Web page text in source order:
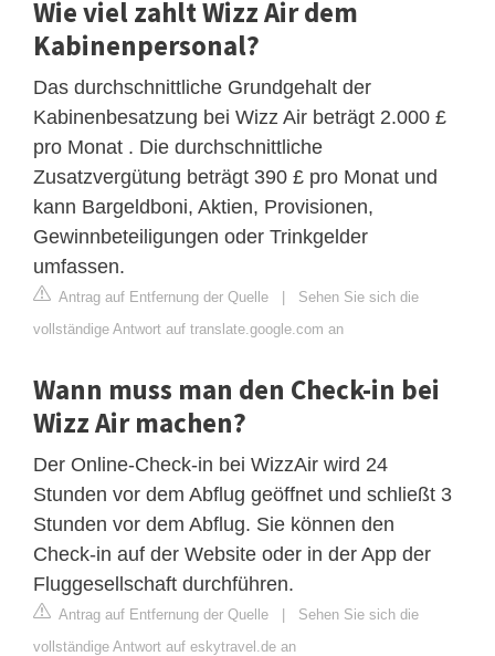
Wie viel zahlt Wizz Air dem
Kabinenpersonal?
Das durchschnittliche Grundgehalt der
Kabinenbesatzung bei Wizz Air beträgt 2.000 £
pro Monat . Die durchschnittliche
Zusatzvergütung beträgt 390 £ pro Monat und
kann Bargeldboni, Aktien, Provisionen,
Gewinnbeteiligungen oder Trinkgelder
umfassen.
Antrag auf Entfernung der Quelle | Sehen Sie sich die
vollständige Antwort auf translate.google.com an
Wann muss man den Check-in bei
Wizz Air machen?
Der Online-Check-in bei WizzAir wird 24
Stunden vor dem Abflug geöffnet und schließt 3
Stunden vor dem Abflug. Sie können den
Check-in auf der Website oder in der App der
Fluggesellschaft durchführen.
Antrag auf Entfernung der Quelle | Sehen Sie sich die
vollständige Antwort auf eskytravel.de an